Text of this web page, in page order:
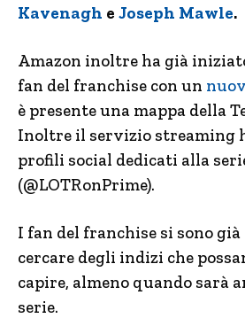
Kavenagh e Joseph Mawle.
Amazon inoltre ha già
fan del franchise con un
è presente una mappa della
Inoltre il servizio streaming
profili social dedicati alla
(@LOTRonPrime).
I fan del franchise si sono
cercare degli indizi che
capire, almeno quando sarà
serie.